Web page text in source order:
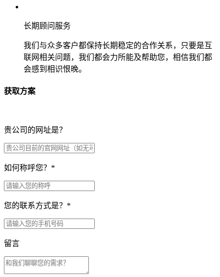
长期顾问服务
我们与众多客户都保持长期稳定的合作关系，只要是互
联网相关问题，我们都会力所能及帮助您，相信我们都
会感到相识恨晚。
获取方案
贵公司的网址是？
如何称呼您？ *
您的联系方式是？ *
留言